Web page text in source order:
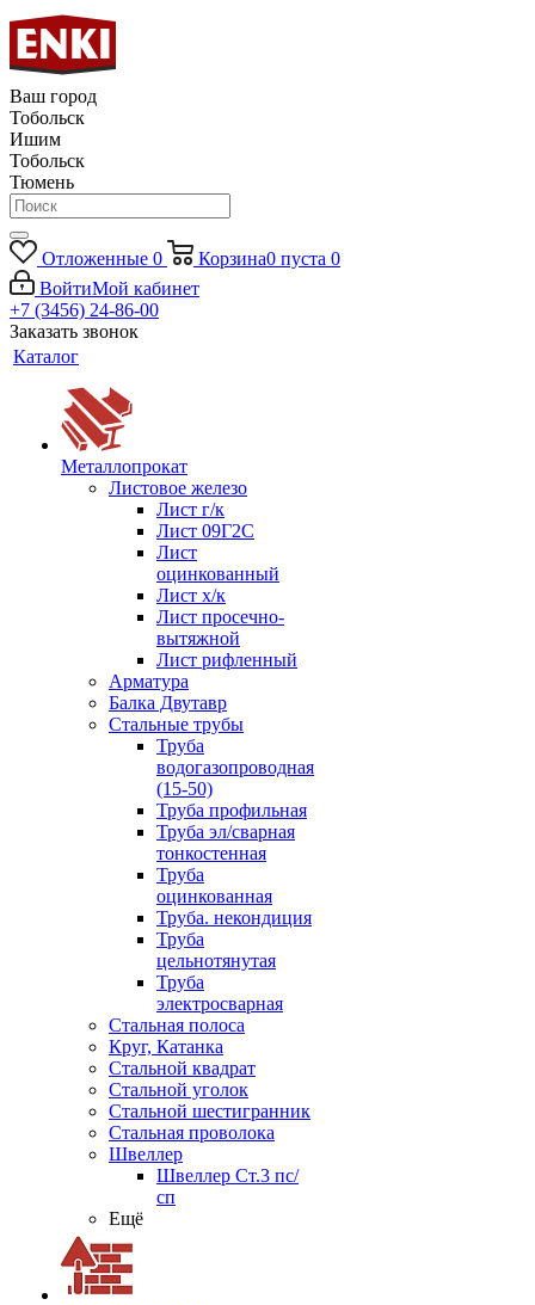
Ваш город
Тобольск
Ишим
Тобольск
Тюмень
Отложенные 0 Корзина0 пуста 0
ВойтиМой кабинет
+7 (3456) 24-86-00
Заказать звонок
Каталог
Металлопрокат
Листовое железо
Лист г/к
Лист 09Г2С
Лист
оцинкованный
Лист х/к
Лист просечно-
вытяжной
Лист рифленный
Арматура
Балка Двутавр
Стальные трубы
Труба
водогазопроводная
(15-50)
Труба профильная
Труба эл/сварная
тонкостенная
Труба
оцинкованная
Труба. некондиция
Труба
цельнотянутая
Труба
электросварная
Стальная полоса
Круг, Катанка
Стальной квадрат
Стальной уголок
Стальной шестигранник
Стальная проволока
Швеллер
Швеллер Ст.3 пс/
сп
Ещё